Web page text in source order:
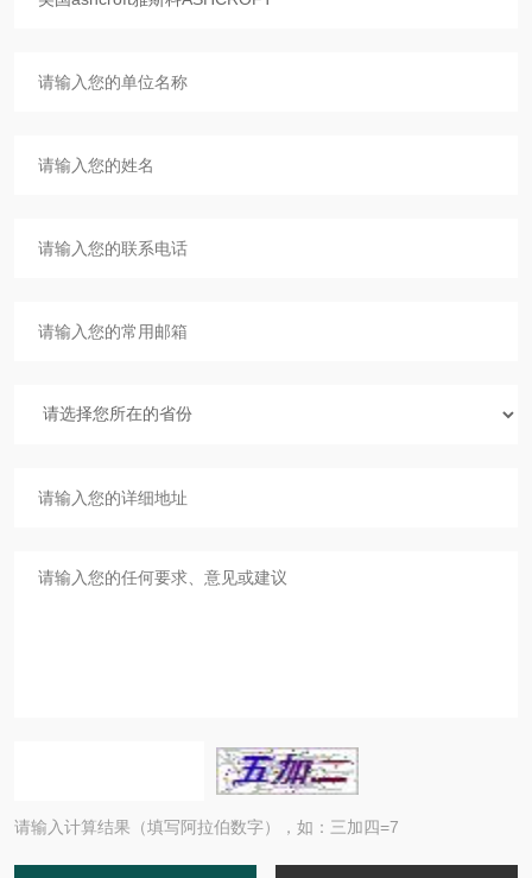
请输入计算结果（填写阿拉伯数字），如：三加四=7